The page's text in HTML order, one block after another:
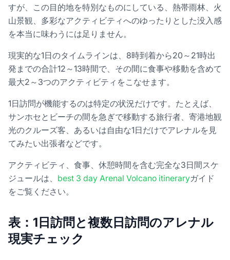
すが、この目的地を特別なものにしている、熱帯雨林、火
山景観、多彩なアクティビティへのゆったりとした没入感
を本当に味わうには足りません。
現実的な1日のタイムラインは、8時到着から20～21時出
発までの合計12～13時間で、その間に食事や移動を含めて
最大2～3つのアクティビティをこなせます。
1日訪問が機能するのは特定の状況だけです。たとえば、
サンホセとビーチの間を急ぎで移動する旅行者、寄港地観
光のクルーズ客、あるいは自由な1日だけでアレナルを見
てみたい出張者などです。
アクティビティ、食事、休憩時間を含む完全な3日間スケ
ジュールは、 best 3 day Arenal Volcano itineraryガイド
をご覧ください。
表：1日訪問と複数日訪問のアレナル
現実チェック